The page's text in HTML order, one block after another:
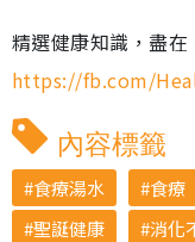
精選健康知識，盡
https://fb.com/
內容標籤
食療湯水 食療
聖誕健康
消化